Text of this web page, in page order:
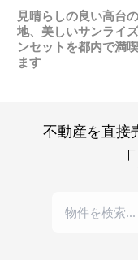
見晴らしの良い高台
地、美しいサンライ
ンセットを都内で満
ます
不動産を直接